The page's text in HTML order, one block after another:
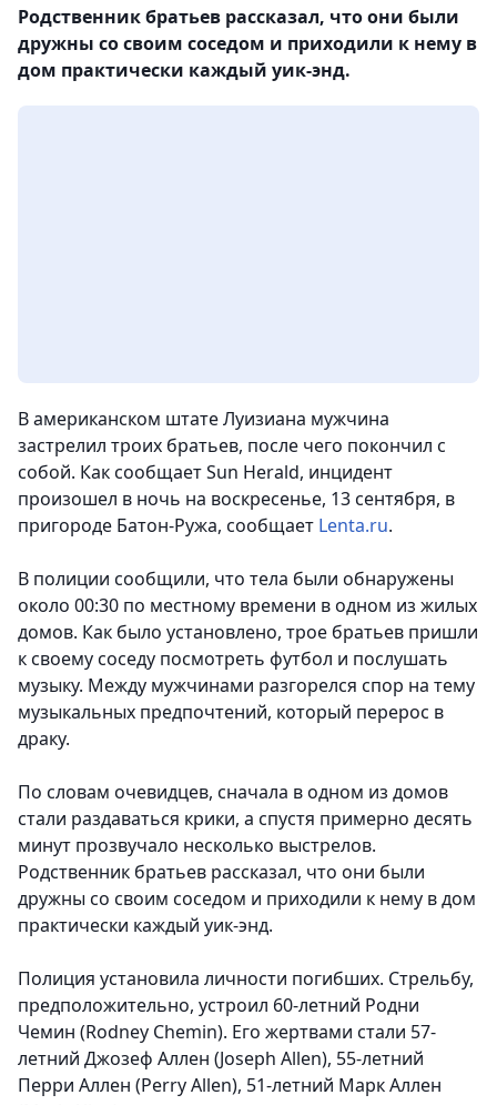
Родственник братьев рассказал, что они были
дружны со своим соседом и приходили к нему в
дом практически каждый уик-энд.
В американском штате Луизиана мужчина
застрелил троих братьев, после чего покончил с
собой. Как сообщает Sun Herald, инцидент
произошел в ночь на воскресенье, 13 сентября, в
пригороде Батон-Ружа, сообщает Lenta.ru.
В полиции сообщили, что тела были обнаружены
около 00:30 по местному времени в одном из жилых
домов. Как было установлено, трое братьев пришли
к своему соседу посмотреть футбол и послушать
музыку. Между мужчинами разгорелся спор на тему
музыкальных предпочтений, который перерос в
драку.
По словам очевидцев, сначала в одном из домов
стали раздаваться крики, а спустя примерно десять
минут прозвучало несколько выстрелов.
Родственник братьев рассказал, что они были
дружны со своим соседом и приходили к нему в дом
практически каждый уик-энд.
Полиция установила личности погибших. Стрельбу,
предположительно, устроил 60-летний Родни
Чемин (Rodney Chemin). Его жертвами стали 57-
летний Джозеф Аллен (Joseph Allen), 55-летний
Перри Аллен (Perry Allen), 51-летний Марк Аллен